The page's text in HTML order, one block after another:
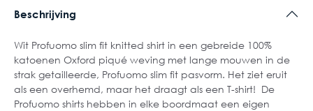
Beschrijving
Wit Profuomo slim fit knitted shirt in een gebreide 100%
katoenen Oxford piqué weving met lange mouwen in de
strak getailleerde, Profuomo slim fit pasvorm. Het ziet eruit
als een overhemd, maar het draagt als een T-shirt! De
Profuomo shirts hebben in elke boordmaat een eigen